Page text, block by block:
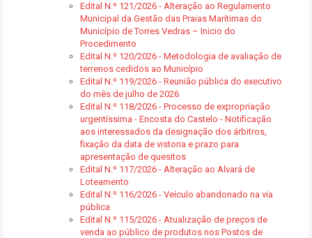
Edital N.º 121/2026 - Alteração ao Regulamento
Municipal da Gestão das Praias Marítimas do
Município de Torres Vedras – Inicio do
Procedimento
Edital N.º 120/2026 - Metodologia de avaliação de
terrenos cedidos ao Município
Edital N.º 119/2026 - Reunião pública do executivo
do mês de julho de 2026
Edital N.º 118/2026 - Processo de expropriação
urgentíssima - Encosta do Castelo - Notificação
aos interessados da designação dos árbitros,
fixação da data de vistoria e prazo para
apresentação de quesitos
Edital N.º 117/2026 - Alteração ao Alvará de
Loteamento
Edital N.º 116/2026 - Veículo abandonado na via
pública
Edital N.º 115/2026 - Atualização de preços de
venda ao público de produtos nos Postos de